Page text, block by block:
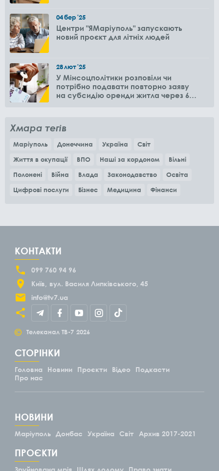
04бер'25
Центри "ЯМаріуполь" запускають
новий проєкт для літніх людей
28лют'25
У Мінсоцполітики розповіли чи
потрібно подавати повторно заяву
на субсидію оренди житла через 6
Хмара тегів
Маріуполь Донеччина Україна
Світ
Життя в окупації
ВПО Наші за кордоном
Вільні
Полонені
Війна Влада Законодавство
Освіта
Цифрові послуги
Бізнес Медицина Фінанси
КОНТАКТИ
099 760 94 96
Київ
вул. Василя Липківського, 45
info@tv7.ua
© Телеканал ТВ-7 2026
СТОРІНКИ
Головна Новини Проєкти Відео
Подкасти
Про нас
НОВИНИ
Маріуполь Донбас Україна Світ Архив 2017-2021
ПРОЄКТИ
Зруйнована мрія Шлях додому Право знати